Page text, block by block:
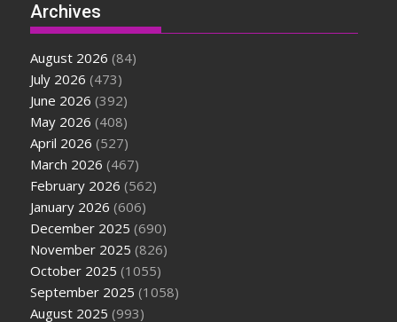
Archives
August 2026 (84)
July 2026 (473)
June 2026 (392)
May 2026 (408)
April 2026 (527)
March 2026 (467)
February 2026 (562)
January 2026 (606)
December 2025 (690)
November 2025 (826)
October 2025 (1055)
September 2025 (1058)
August 2025 (993)